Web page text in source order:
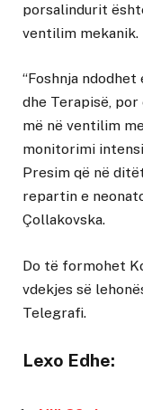
porsalindurit
ventilim mekanik.
“Foshnja
dhe Terapisë,
më në ventilim
monitorimi
Presim që në
repartin e
Çollakovska.
Do të formohet
vdekjes së
Telegrafi.
Lexo Edhe: